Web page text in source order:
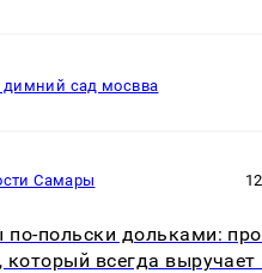
димний сад мосвва
Самары
по‑польски дольками:
который всегда выручает